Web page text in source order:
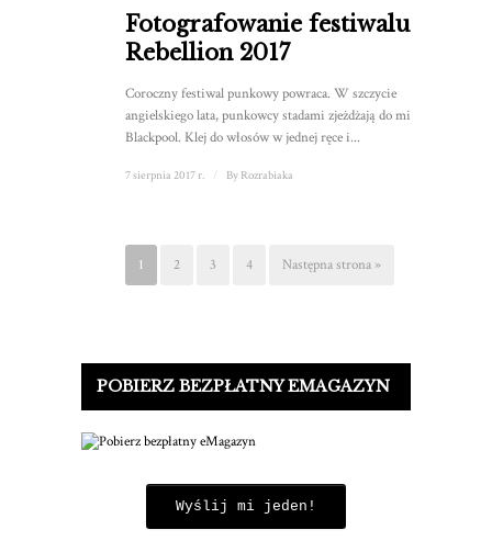
Fotografowanie festiwalu
Rebellion 2017
Coroczny festiwal punkowy powraca. W szczycie
angielskiego lata, punkowcy stadami zjeżdżają do miasta
Blackpool. Klej do włosów w jednej ręce i...
7 sierpnia 2017 r. By Rozrabiaka
1 2 3 4 Następna strona »
POBIERZ BEZPŁATNY EMAGAZYN
Wyślij mi jeden!